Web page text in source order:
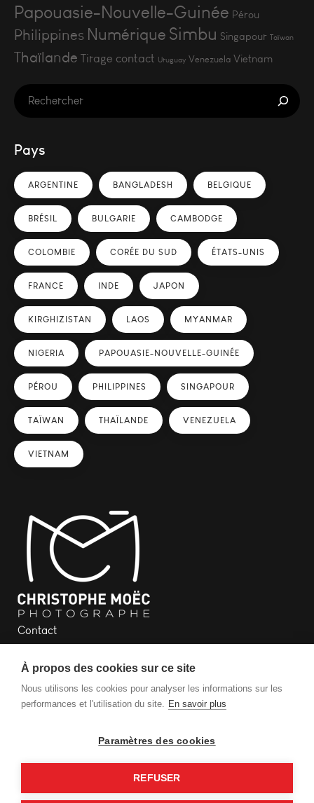
Papouasie-Nouvelle-Guinée Pérou
Philippines Numérique Simbu Singapour Taïwan
Thaïlande Tirage contact Uruguay Venezuela Vietnam
Pays
ARGENTINE BANGLADESH BELGIQUE
BRÉSIL BULGARIE CAMBODGE
COLOMBIE CORÉE DU SUD ÉTATS-UNIS
FRANCE INDE JAPON
KIRGHIZISTAN LAOS MYANMAR
NIGERIA PAPOUASIE-NOUVELLE-GUINÉE
PÉROU PHILIPPINES SINGAPOUR
TAÏWAN THAÏLANDE VENEZUELA
VIETNAM
Contact
Plan du site
Mentions légales
À propos des cookies sur ce site
Nous utilisons les cookies pour analyser les informations sur les
performances et l'utilisation du site. En savoir plus
Paramètres des cookies
REFUSER